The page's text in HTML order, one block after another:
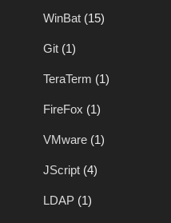
WinBat (15)
Git (1)
TeraTerm (1)
FireFox (1)
VMware (1)
JScript (4)
LDAP (1)